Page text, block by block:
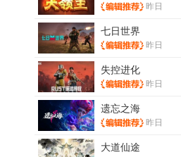
昨日
七日世界
昨日
失控进化
昨日
遗忘之海
昨日
大道仙途